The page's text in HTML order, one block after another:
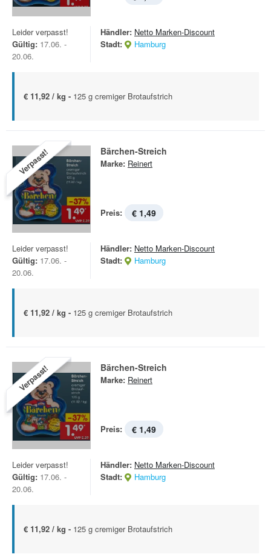
Leider verpasst!
Gültig: 17.06. -
20.06.
Händler: Netto Marken-Discount
Stadt:
Hamburg
€ 11,92 / kg - 125 g cremiger Brotaufstrich
Verpasst! Bärchen-Streich
Marke: Reinert
Preis: € 1,49
Leider verpasst!
Gültig: 17.06. -
20.06.
Händler: Netto Marken-Discount
Stadt:
Hamburg
€ 11,92 / kg - 125 g cremiger Brotaufstrich
Verpasst! Bärchen-Streich
Marke: Reinert
Preis: € 1,49
Leider verpasst!
Gültig: 17.06. -
20.06.
Händler: Netto Marken-Discount
Stadt:
Hamburg
€ 11,92 / kg - 125 g cremiger Brotaufstrich